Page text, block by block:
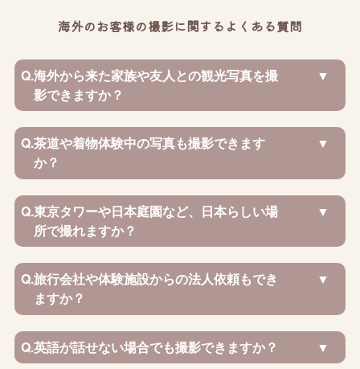
海外のお客様の撮影に関するよくある質問
Q.海外から来た家族や友人との観光写真を撮
影できますか？
Q.茶道や着物体験中の写真も撮影できます
か？
Q.東京タワーや日本庭園など、日本らしい場
所で撮れますか？
Q.旅行会社や体験施設からの法人依頼もでき
ますか？
Q.英語が話せない場合でも撮影できますか？